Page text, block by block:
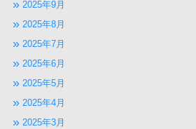
2025年9月
2025年8月
2025年7月
2025年6月
2025年5月
2025年4月
2025年3月